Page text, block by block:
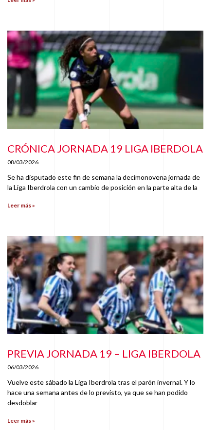
CRÓNICA JORNADA 19 LIGA IBERDOLA
08/03/2026
Se ha disputado este fin de semana la decimonovena jornada de
la Liga Iberdrola con un cambio de posición en la parte alta de la
Leer más »
PREVIA JORNADA 19 – LIGA IBERDOLA
06/03/2026
Vuelve este sábado la Liga Iberdrola tras el parón invernal. Y lo
hace una semana antes de lo previsto, ya que se han podido
desdoblar
Leer más »